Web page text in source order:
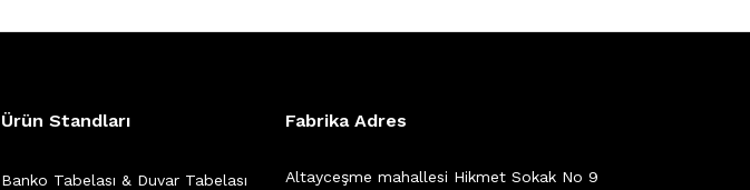
Ürün Standları
Banko Tabelası & Duvar Tabelası
Fabrika Adres
Altayceşme mahallesi Hikmet Sokak No 9